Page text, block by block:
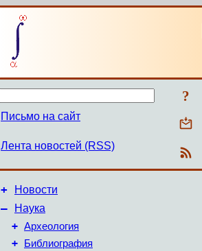
?
Письмо на сайт
Лента новостей (RSS)
+ Новости
–
Наука
+ Археология
+ Библиография